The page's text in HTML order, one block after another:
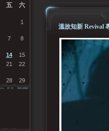
溫故知新 Revival
五 六
1
7
8
14
15
21
22
28
29
4 5